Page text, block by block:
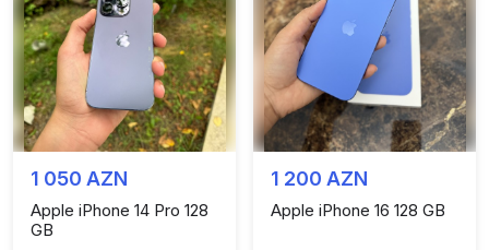
1 050 AZN
Apple iPhone 14 Pro 128
GB
1 200 AZN
Apple iPhone 16 128 GB